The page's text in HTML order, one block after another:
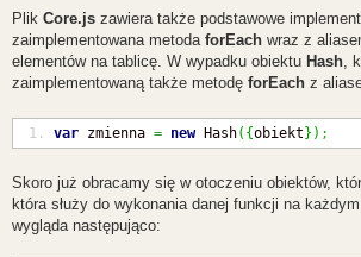
Plik Core.jszawiera także podstawowe
zaimplementowana metoda forEachwraz z
elementów na tablicę. W wypadku obiektu Hash,
zaimplementowaną także metodę forEachz
var zmienna = new Hash( {obiekt } ) ;
Skoro już obracamy się w otoczeniu obiektów,
która służy do wykonania danej funkcji na
wygląda następująco: